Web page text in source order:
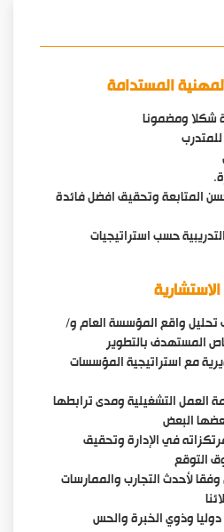
المستدامة
شكلا ومضمونا
المتابعة وتحقيق افضل فائدة
حسب استراتيجيات
واقع المؤسسة العام و/
المستهدف بالتطوير
مع استراتيجية المؤسسات
العمل التشغيلية ومدى ترابطها
البعض
في الإدارة وتحقيق
التوقع
لأحدث التجارب والممارسات
وذوي الخبرة والحس